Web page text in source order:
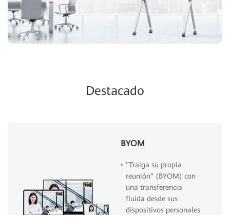
Destacado
BYOM
"Traiga su propia
reunión" (BYOM) con
una transferencia
fluida desde sus
dispositivos personales